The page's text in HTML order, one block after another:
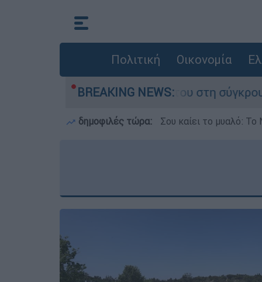
Πολιτική Οικονομία
BREAKING NEWS:
που έχασε τη ζωή του στη σύγκρουση
δημοφιλές τώρα: Σου καίει το μυαλό: